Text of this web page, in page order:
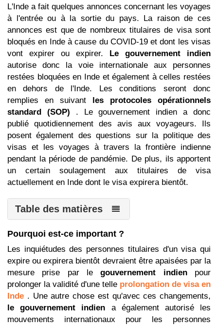
L'Inde a fait quelques annonces concernant les voyages
à l'entrée ou à la sortie du pays. La raison de ces
annonces est que de nombreux titulaires de visa sont
bloqués en Inde à cause du COVID-19 et dont les visas
vont expirer ou expirer. Le gouvernement indien
autorise donc la voie internationale aux personnes
restées bloquées en Inde et également à celles restées
en dehors de l'Inde. Les conditions seront donc
remplies en suivant les protocoles opérationnels
standard (SOP) . Le gouvernement indien a donc
publié quotidiennement des avis aux voyageurs. Ils
posent également des questions sur la politique des
visas et les voyages à travers la frontière indienne
pendant la période de pandémie. De plus, ils apportent
un certain soulagement aux titulaires de visa
actuellement en Inde dont le visa expirera bientôt.
Table des matières
Pourquoi est-ce important ?
Les inquiétudes des personnes titulaires d'un visa qui
expire ou expirera bientôt devraient être apaisées par la
mesure prise par legouvernement indienpour
prolonger la validité d'une telle prolongation de visa en
Inde . Une autre chose est qu'avec ces changements,
le gouvernement indien a également autorisé les
mouvements internationaux pour les personnes